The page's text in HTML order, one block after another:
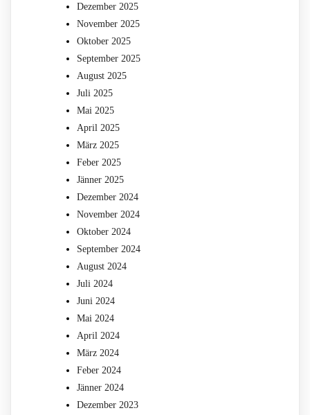
Dezember 2025
November 2025
Oktober 2025
September 2025
August 2025
Juli 2025
Mai 2025
April 2025
März 2025
Feber 2025
Jänner 2025
Dezember 2024
November 2024
Oktober 2024
September 2024
August 2024
Juli 2024
Juni 2024
Mai 2024
April 2024
März 2024
Feber 2024
Jänner 2024
Dezember 2023